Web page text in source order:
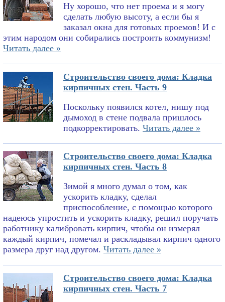
Ну хорошо, что нет проема и я могу
сделать любую высоту, а если бы я
заказал окна для готовых проемов! И с
этим народом они собирались построить коммунизм!
Читать далее »
Строительство своего дома: Кладка
кирпичных стен. Часть 9
Поскольку появился котел, нишу под
дымоход в стене подвала пришлось
подкорректировать. Читать далее »
Строительство своего дома: Кладка
кирпичных стен. Часть 8
Зимой я много думал о том, как
ускорить кладку, сделал
приспособление, с помощью которого
надеюсь упростить и ускорить кладку, решил поручать
работнику калибровать кирпич, чтобы он измерял
каждый кирпич, помечал и раскладывал кирпич одного
размера друг над другом. Читать далее »
Строительство своего дома: Кладка
кирпичных стен. Часть 7